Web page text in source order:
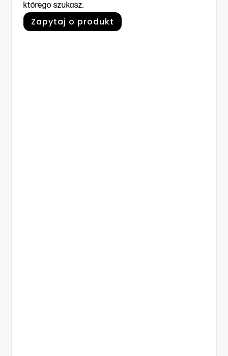
którego szukasz.
Zapytaj o produkt